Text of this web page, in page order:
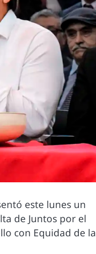
este lunes un
de Juntos por el
con Equidad de la